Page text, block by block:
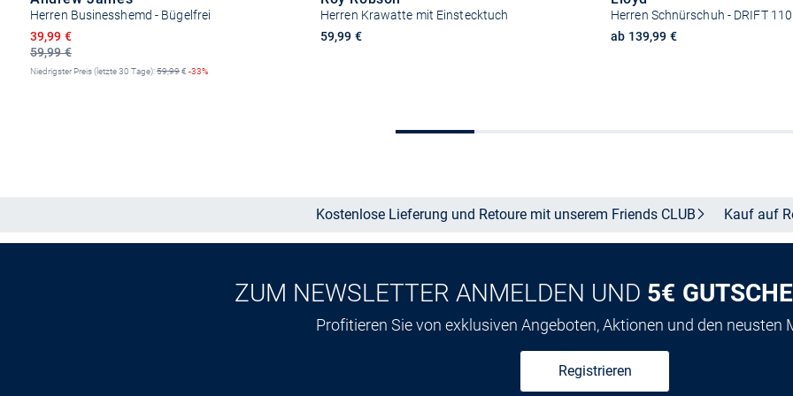
Herren Businesshemd - Bügelfrei
59,99 €
Ermäßigter Preis
39,99 €
Niedrigster Preis (letzte 30 Tage):59,99€ -33%
Herren Krawatte mit Einstecktuch
59,99 €
In den Warenkorb
Herren Schnürschuh - DRIFT 110
ab 139,99 €
Kostenlose Lieferung und Retoure mit unserem Friends CLUB Kauf auf
ZUM NEWSLETTER ANMELDEN UND 5€
Profitieren Sie von exklusiven Angeboten, Aktionen und den neusten
Registrieren